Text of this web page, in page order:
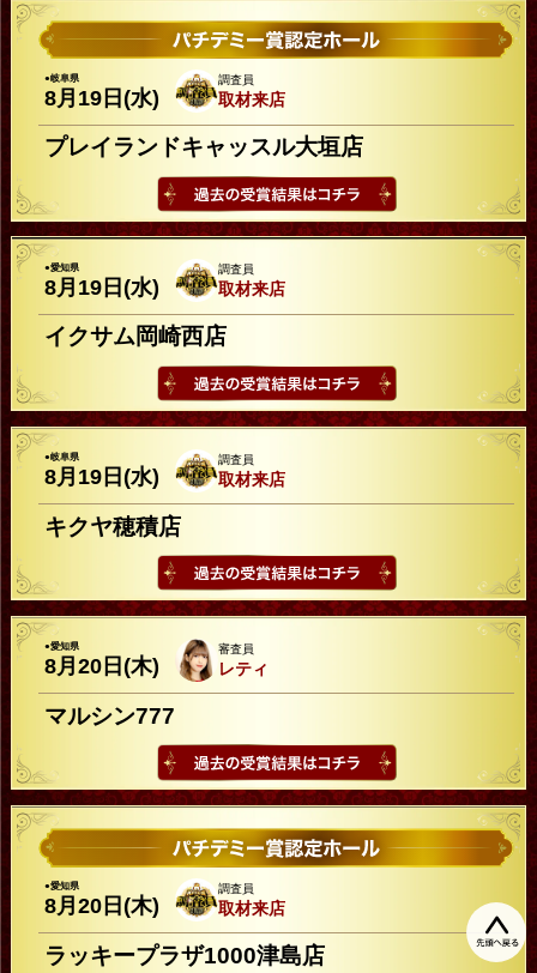
●岐阜県
8月19日(水)
調査員
取材来店
プレイランドキャッスル大垣店
●愛知県
8月19日(水)
調査員
取材来店
イクサム岡崎西店
●岐阜県
8月19日(水)
調査員
取材来店
キクヤ穂積店
●愛知県
8月20日(木)
審査員
レティ
マルシン777
●愛知県
8月20日(木)
調査員
取材来店
ラッキープラザ1000津島店